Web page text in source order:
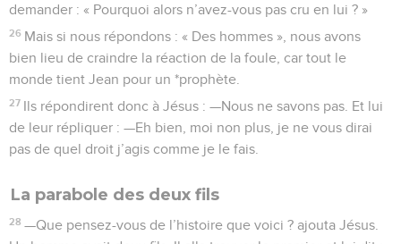
demander : « Pourquoi alors n’avez-vous pas cru en lui ? »
26 Mais si nous répondons : « Des hommes », nous avons
bien lieu de craindre la réaction de la foule, car tout le
monde tient Jean pour un *prophète.
27 Ils répondirent donc à Jésus : —Nous ne savons pas. Et lui
de leur répliquer : —Eh bien, moi non plus, je ne vous dirai
pas de quel droit j’agis comme je le fais.
La parabole des deux fils
28 —Que pensez-vous de l’histoire que voici ? ajouta Jésus.